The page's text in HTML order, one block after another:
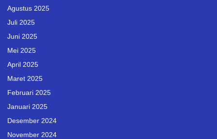
Agustus 2025
Juli 2025
Juni 2025
Mei 2025
April 2025
Maret 2025
Februari 2025
Januari 2025
Desember 2024
November 2024